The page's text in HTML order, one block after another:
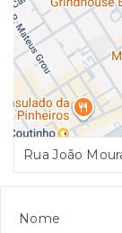
Rua João
Nome